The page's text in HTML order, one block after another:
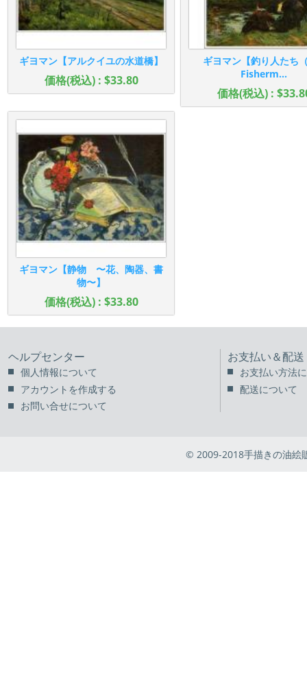
ギヨマン【アルクイユの水道橋】
価格(税込) : $33.80
ギヨマン【釣り人たち
Fisherm...
価格(税込) :
ギヨマン【静物 〜花、陶器、書
物〜】
価格(税込) : $33.80
ヘルプセンター
個人情報について
アカウントを作成する
お問い合せについて
お支払い＆配送
お支払い方法
配送について
© 2009-2018手描きの油絵